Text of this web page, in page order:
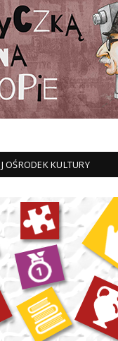
OŚRODEK KULTURY